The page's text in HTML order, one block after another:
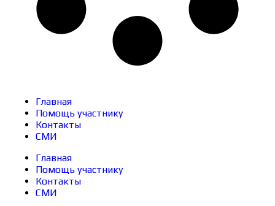
Главная
Помощь участнику
Контакты
СМИ
Главная
Помощь участнику
Контакты
СМИ